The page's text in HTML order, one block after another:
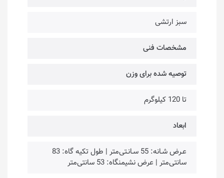
سبز ارتشی
مشخصات فنی
توصیه شده برای وزن
تا 120 کیلوگرم
ابعاد
عـرض شـانه: 55 سـانـتی‌متر | طول تکیه گاه: 83
سانتی‌متر | عرض نشیمنگاه: 53 سانتی‌متر